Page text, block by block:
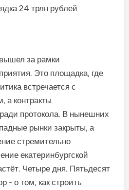
24 трлн рублей
за рамки
Это площадка, где
встречается с
а контракты
протокола. В нынешних
рынки закрыты, а
стремительно
екатеринбургской
Четыре дня. Пятьдесят
- о том, как строить